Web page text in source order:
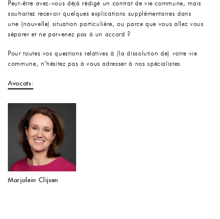
Peut-être avez-vous déjà rédigé un contrat de vie commune, mais
souhaitez recevoir quelques explications supplémentaires dans
une (nouvelle) situation particulière, ou parce que vous allez vous
séparer et ne parvenez pas à un accord ?
Pour toutes vos questions relatives à (la dissolution de) votre vie
commune, n’hésitez pas à vous adresser à nos spécialistes.
Avocats:
Marjolein Clijsen